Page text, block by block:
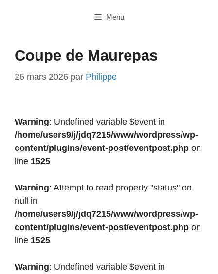
Menu
Coupe de Maurepas
26 mars 2026 par Philippe
Warning: Undefined variable $event in
/home/users9/j/jdq7215/www/wordpress/wp-
content/plugins/event-post/eventpost.php on
line 1525
Warning: Attempt to read property "status" on
null in
/home/users9/j/jdq7215/www/wordpress/wp-
content/plugins/event-post/eventpost.php on
line 1525
Warning: Undefined variable $event in